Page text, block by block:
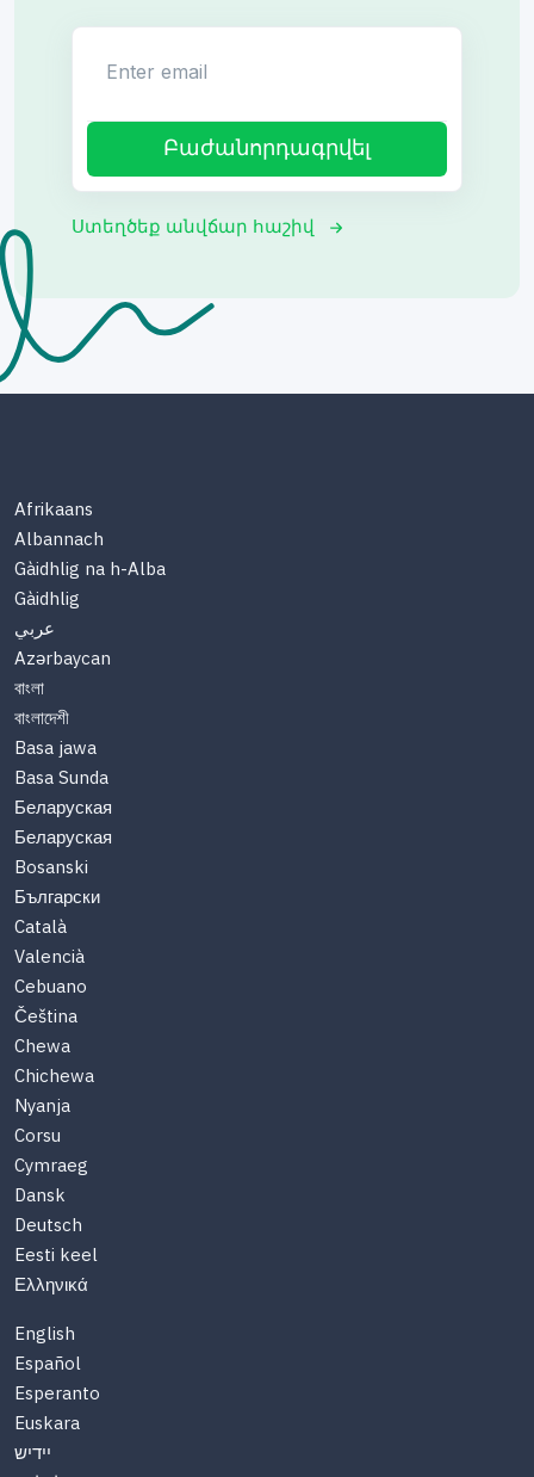
Բաժանորդագրվել
Ստեղծեք անվճար հաշիվ
Afrikaans
Albannach
Gàidhlig na h-Alba
Gàidhlig
عربي
Azərbaycan
বাংলা
বাংলাদেশী
Basa jawa
Basa Sunda
Беларуская
Беларуская
Bosanski
Български
Català
Valencià
Cebuano
Čeština
Chewa
Chichewa
Nyanja
Corsu
Cymraeg
Dansk
Deutsch
Eesti keel
Ελληνικά
English
Español
Esperanto
Euskara
יידיש